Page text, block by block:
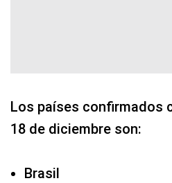
Los países confirmados
18 de diciembre son:
Brasil